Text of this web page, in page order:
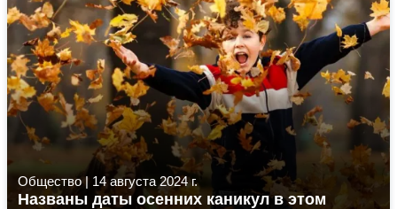
Общество| 14 августа 2024 г.
Названы даты осенних каникул в этом